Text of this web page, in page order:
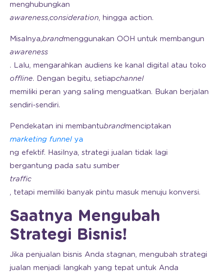
menghubungkan
awareness,consideration, hingga action.
Misalnya,brandmenggunakan OOH untuk membangun
awareness
. Lalu, mengarahkan audiens ke kanal digital atau toko
offline. Dengan begitu, setiapchannel
memiliki peran yang saling menguatkan. Bukan berjalan
sendiri-sendiri.
Pendekatan ini membantubrandmenciptakan
marketing funnel ya
ng efektif. Hasilnya, strategi jualan tidak lagi
bergantung pada satu sumber
traffic
, tetapi memiliki banyak pintu masuk menuju konversi.
Saatnya Mengubah
Strategi Bisnis!
Jika penjualan bisnis Anda stagnan, mengubah strategi
jualan menjadi langkah yang tepat untuk Anda